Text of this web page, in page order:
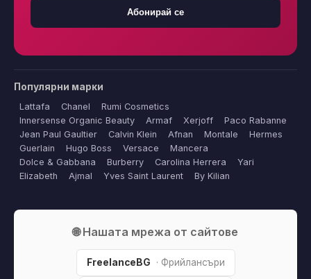
Абонирай се
Популярни марки
Lattafa Chanel
Rumi Cosmetics
Innersense Organic Beauty
Armaf Xerjoff
Paco Rabanne
Jean Paul Gaultier
Calvin Klein Afnan Montale
Hermes
Guerlain
Hugo Boss Versace
Mancera
Dolce & Gabbana
Burberry Carolina Herrera
Yari
Elizabeth
Ajmal Yves Saint Laurent By Kilian
🌐 Нашата мрежа от сайтове
FreelanceBG · Фрийлансъри